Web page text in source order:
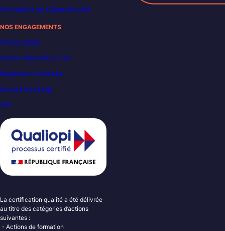
Formations en Cybersécurité
NOS ENGAGEMENTS
France 2030
Carbon Reduction Plan
Règlement intérieur
Accueil handicap
VAE
La certification qualité a été délivrée
au titre des catégories d’actions
suivantes :
・Actions de formation